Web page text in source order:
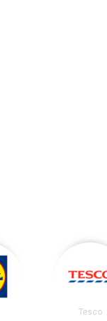
Tesco